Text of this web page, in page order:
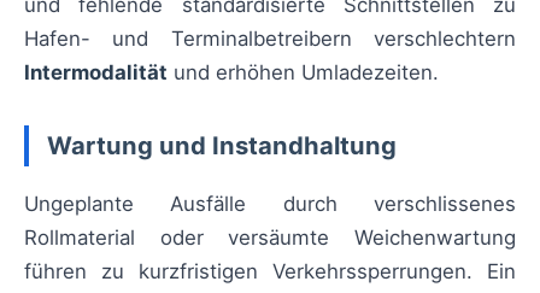
und fehlende standardisierte Schnittstellen zu
Hafen- und Terminalbetreibern verschlechtern
Intermodalität und erhöhen Umladezeiten.
Wartung und Instandhaltung
Ungeplante Ausfälle durch verschlissenes
Rollmaterial oder versäumte Weichenwartung
führen zu kurzfristigen Verkehrssperrungen. Ein